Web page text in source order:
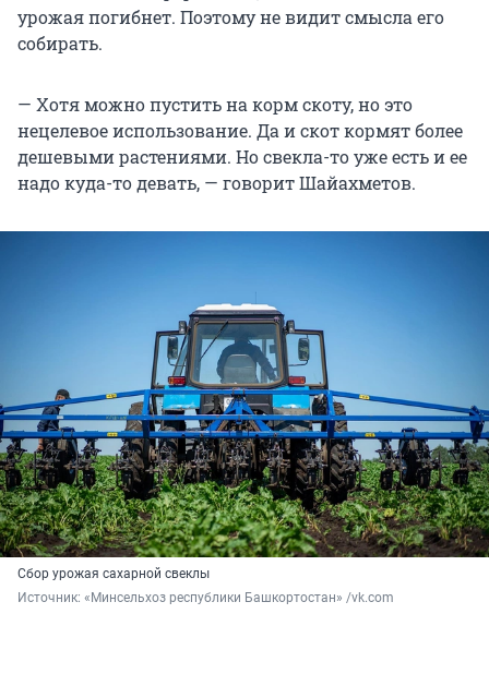
урожая погибнет. Поэтому не видит смысла его
собирать.
— Хотя можно пустить на корм скоту, но это
нецелевое использование. Да и скот кормят более
дешевыми растениями. Но свекла-то уже есть и ее
надо куда-то девать, — говорит Шайахметов.
Сбор урожая сахарной свеклы
Источник: «Минсельхоз республики Башкортостан» /vk.com